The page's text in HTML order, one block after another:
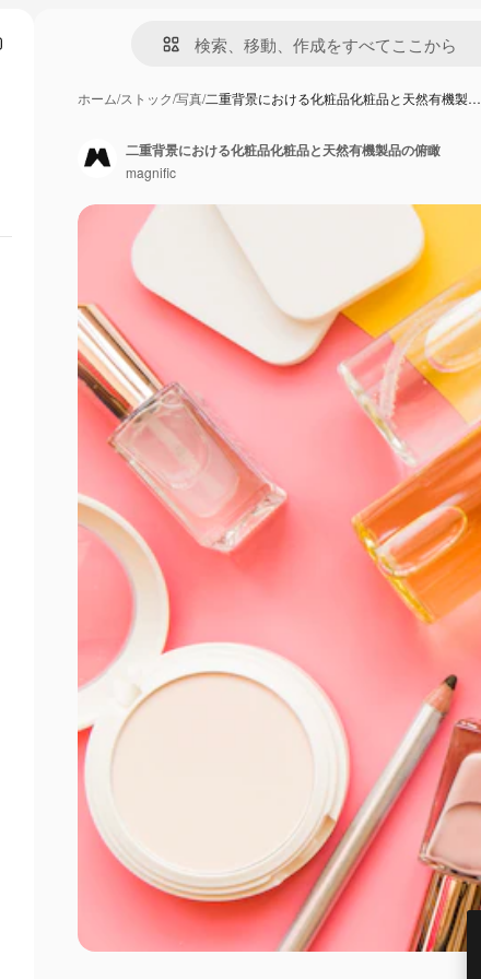
ホーム/ストック/写真/二重背景における化粧品化粧品と天然有機製…
二重背景における化粧品化粧品と天然有機製品の俯瞰
magnific